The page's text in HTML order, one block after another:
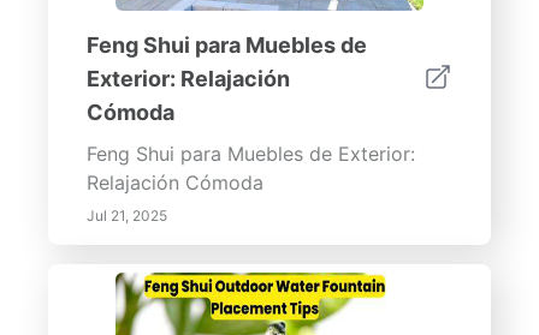
Feng Shui para Muebles de
Exterior: Relajación
Cómoda
Feng Shui para Muebles de Exterior:
Relajación Cómoda
Jul 21, 2025